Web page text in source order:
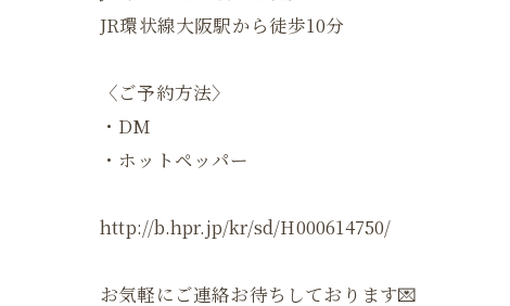
JR環状線大阪駅から徒歩10分
〈ご予約方法〉
・DM
・ホットペッパー
http://b.hpr.jp/kr/sd/H000614750/
お気軽にご連絡お待ちしております💌